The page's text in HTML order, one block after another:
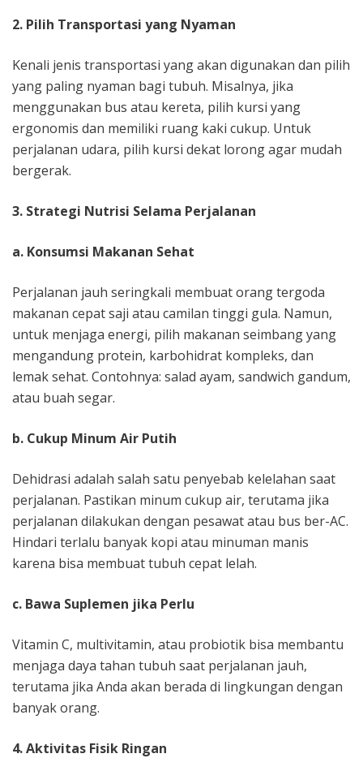
2. Pilih Transportasi yang Nyaman
Kenali jenis transportasi yang akan digunakan dan pilih
yang paling nyaman bagi tubuh. Misalnya, jika
menggunakan bus atau kereta, pilih kursi yang
ergonomis dan memiliki ruang kaki cukup. Untuk
perjalanan udara, pilih kursi dekat lorong agar mudah
bergerak.
3. Strategi Nutrisi Selama Perjalanan
a. Konsumsi Makanan Sehat
Perjalanan jauh seringkali membuat orang tergoda
makanan cepat saji atau camilan tinggi gula. Namun,
untuk menjaga energi, pilih makanan seimbang yang
mengandung protein, karbohidrat kompleks, dan
lemak sehat. Contohnya: salad ayam, sandwich gandum,
atau buah segar.
b. Cukup Minum Air Putih
Dehidrasi adalah salah satu penyebab kelelahan saat
perjalanan. Pastikan minum cukup air, terutama jika
perjalanan dilakukan dengan pesawat atau bus ber-AC.
Hindari terlalu banyak kopi atau minuman manis
karena bisa membuat tubuh cepat lelah.
c. Bawa Suplemen jika Perlu
Vitamin C, multivitamin, atau probiotik bisa membantu
menjaga daya tahan tubuh saat perjalanan jauh,
terutama jika Anda akan berada di lingkungan dengan
banyak orang.
4. Aktivitas Fisik Ringan